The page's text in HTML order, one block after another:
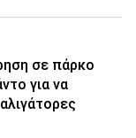
σε πάρκο
για να